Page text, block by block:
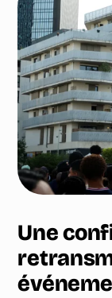
Une